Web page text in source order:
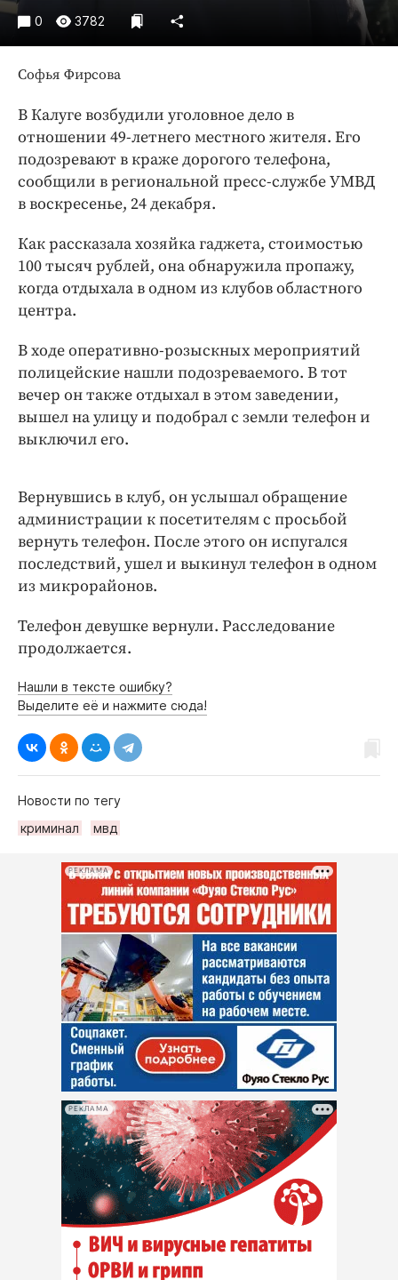
Клиника года
Бренд года
Работодатель года
0 3782
Софья Фирсова
В Калуге возбудили уголовное дело в
отношении 49-летнего местного жителя. Его
подозревают в краже дорогого телефона,
сообщили в региональной пресс-службе УМВД
в воскресенье, 24 декабря.
Как рассказала хозяйка гаджета, стоимостью
100 тысяч рублей, она обнаружила пропажу,
когда отдыхала в одном из клубов областного
центра.
В ходе оперативно-розыскных мероприятий
полицейские нашли подозреваемого. В тот
вечер он также отдыхал в этом заведении,
вышел на улицу и подобрал с земли телефон и
выключил его.
Вернувшись в клуб, он услышал обращение
администрации к посетителям с просьбой
вернуть телефон. После этого он испугался
последствий, ушел и выкинул телефон в одном
из микрорайонов.
Телефон девушке вернули. Расследование
продолжается.
Нашли в тексте ошибку?
Выделите её и нажмите сюда!
Новости по тегу
криминал
мвд
РЕКЛАМА
РЕКЛАМА